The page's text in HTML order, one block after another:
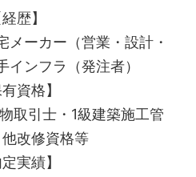
経歴】
ーカー（営業・設計・
ンフラ（発注者）
有資格】
取引士・1級建築施工管
改修資格等
定実績】